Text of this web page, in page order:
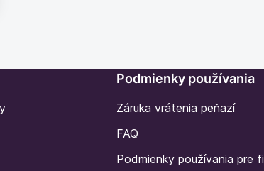
Podmienky používania
Záruka vrátenia peňazí
FAQ
Podmienky používania pre